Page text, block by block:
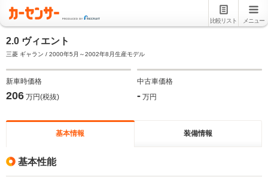
比較リスト メニュー
2.0 ヴィエント
三菱 ギャラン / 2000年5月～2002年8月生産モデル
新車時価格
206 万円(税抜)
中古車価格
- 万円
基本情報 装備情報
基本性能